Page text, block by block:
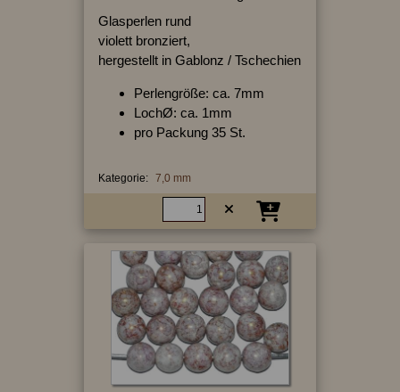
Glasperlen rund
violett bronziert,
hergestellt in Gablonz / Tschechien
Perlengröße: ca. 7mm
LochØ: ca. 1mm
pro Packung 35 St.
Kategorie: 7,0 mm